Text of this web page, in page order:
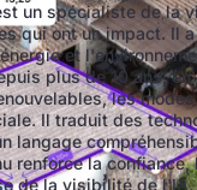
un spécialiste de la
qui ont un impact. Il
et
plus de 10 ans, en
les
Il traduit des
langage
renforce la confiance,
de la visibilité de